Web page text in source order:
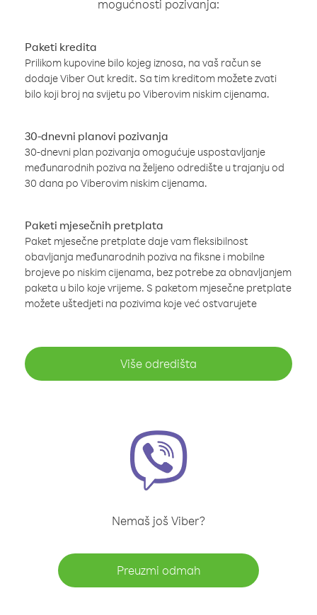
mogućnosti pozivanja:
Paketi kredita
Prilikom kupovine bilo kojeg iznosa, na vaš račun se
dodaje Viber Out kredit. Sa tim kreditom možete zvati
bilo koji broj na svijetu po Viberovim niskim cijenama.
30-dnevni planovi pozivanja
30-dnevni plan pozivanja omogućuje uspostavljanje
međunarodnih poziva na željeno odredište u trajanju od
30 dana po Viberovim niskim cijenama.
Paketi mjesečnih pretplata
Paket mjesečne pretplate daje vam fleksibilnost
obavljanja međunarodnih poziva na fiksne i mobilne
brojeve po niskim cijenama, bez potrebe za obnavljanjem
paketa u bilo koje vrijeme. S paketom mjesečne pretplate
možete uštedjeti na pozivima koje već ostvarujete
Više odredišta
Nemaš još Viber?
Preuzmi odmah